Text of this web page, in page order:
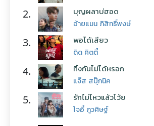
2. บุญผลาบ่ฮอด
อ้ายแมน ภิสิทธิ์พงษ์
3. พอได้เสียว
ดิด คิตตี้
4. ทิ้งกันไม่ได้หรอก
แจ๊ส สปุ๊กนิค
5. รักไม่ไหวแล้วโว้ย
โจอี้ ภูวศิษฐ์